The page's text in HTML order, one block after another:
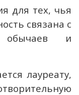
для тех, чья
связана с
обычаев и
лауреату,